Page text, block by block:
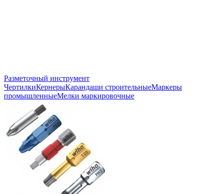
Разметочный инструмент
ЧертилкиКернерыКарандаши строительныеМаркеры
промышленныеМелки маркировочные